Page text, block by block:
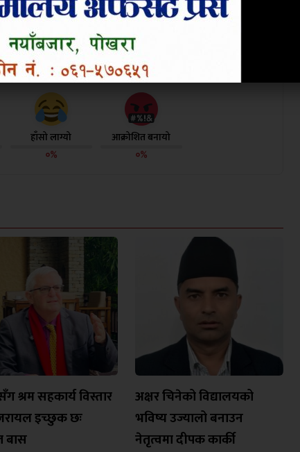
लाग्यो ?
हाँसो लाग्यो
०%
आक्रोशित बनायो
०%
श्रम सहकार्य विस्तार
इच्छुक छः
बास
अक्षर चिनेको विद्यालयको
भविष्य उज्यालो बनाउन
नेतृत्वमा दीपक कार्की